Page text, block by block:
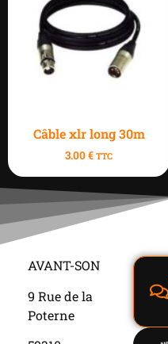
Câble xlr long 30m
3.00€ TTC
AVANT-SON
9 Rue de la
Poterne